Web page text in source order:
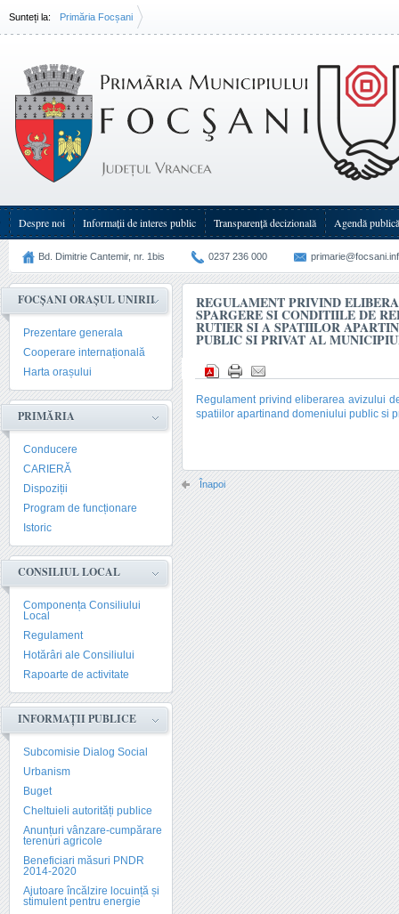
Sunteți la: Primăria Focșani
spatiilor apartinand domeniului public si privat al municipiului Focsani
Despre noi Informații de interes public Transparenţă decizională Agendă publică
Bd. Dimitrie Cantemir, nr. 1bis 0237 236 000
FOCȘANI ORAȘUL UNIRII
Prezentare generala
Cooperare internațională
Harta orașului
PRIMĂRIA
Conducere
CARIERĂ
Dispoziții
Program de funcționare
Istoric
CONSILIUL LOCAL
Componența Consiliului
Local
Regulament
Hotărâri ale Consiliului
Rapoarte de activitate
INFORMAȚII PUBLICE
Subcomisie Dialog Social
Urbanism
Buget
Cheltuieli autorități publice
Anunțuri vânzare-cumpărare
terenuri agricole
Beneficiari măsuri PNDR
2014-2020
Ajutoare încălzire locuință și
stimulent pentru energie
REGULAMENT PRIVIND
SPARGERE SI CONDITIILE DE
RUTIER SI A SPATIILOR
PUBLIC SI PRIVAT AL
Regulament privind eliberarea avizului
spatiilor apartinand domeniului public si
Înapoi